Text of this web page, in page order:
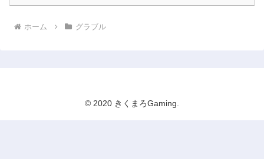
ホーム グラブル
© 2020 きくまろGaming.